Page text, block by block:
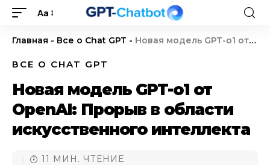
Aa
Главная - Все о Chat GPT - Новая модель GPT-o1 от OpenAI: Прорыв в области искусственного интеллекта
ВСЕ О CHAT GPT
Новая модель GPT-o1 от
OpenAI: Прорыв в области
искусственного интеллекта
11 МИН. ЧТЕНИЕ